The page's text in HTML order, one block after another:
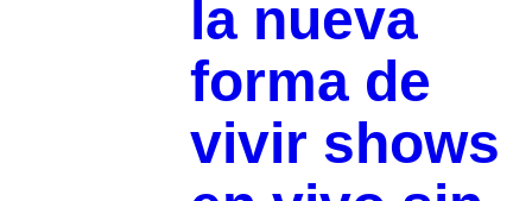
la nueva
forma de
vivir shows